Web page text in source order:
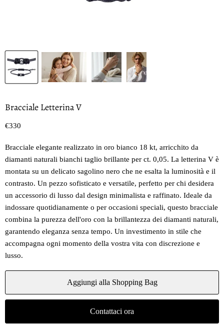
Bracciale Letterina V
Prezzo oggi
€330
Bracciale elegante realizzato in oro bianco 18 kt, arricchito da
diamanti naturali bianchi taglio brillante per ct. 0,05. La letterina V è
montata su un delicato sagolino nero che ne esalta la luminosità e il
contrasto. Un pezzo sofisticato e versatile, perfetto per chi desidera
un accessorio di lusso dal design minimalista e raffinato. Ideale da
indossare quotidianamente o per occasioni speciali, questo bracciale
combina la purezza dell'oro con la brillantezza dei diamanti naturali,
garantendo eleganza senza tempo. Un investimento in stile che
accompagna ogni momento della vostra vita con discrezione e
lusso.
Aggiungi alla Shopping Bag
Contattaci ora